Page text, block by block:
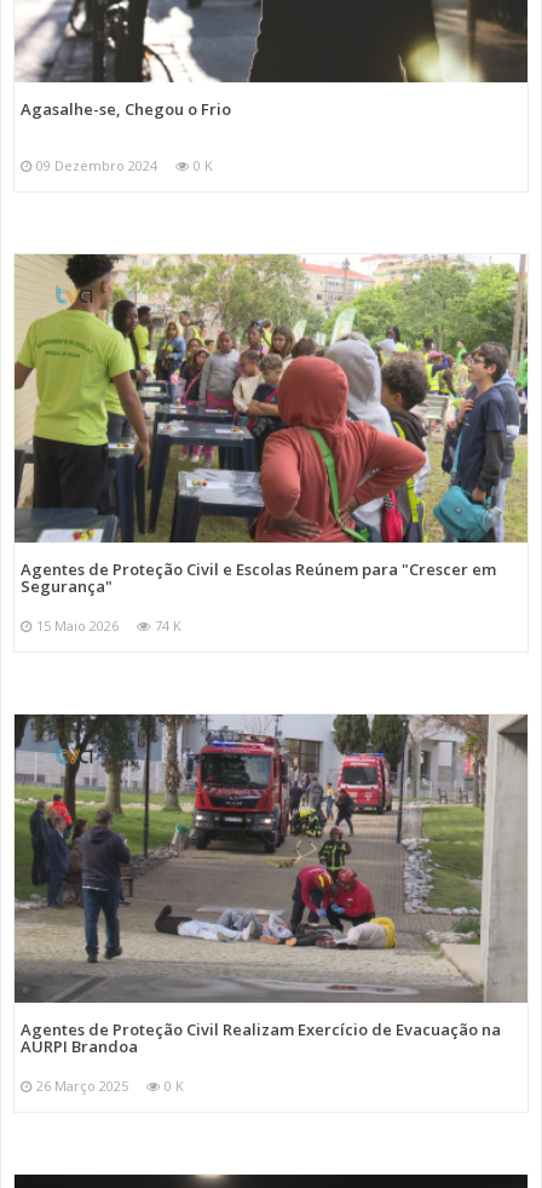
Agasalhe-se, Chegou o Frio
09 Dezembro 2024 0 K
Agentes de Proteção Civil e Escolas Reúnem para "Crescer em
Segurança"
15 Maio 2026 74 K
Agentes de Proteção Civil Realizam Exercício de Evacuação na
AURPI Brandoa
26 Março 2025 0 K